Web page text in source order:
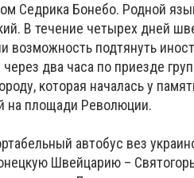
Седрика Бонебо. Родной
В течение четырех дней
возможность подтянуть
два часа по приезде
которая началась у
на площади Революции.
автобус вез
Швейцарию –